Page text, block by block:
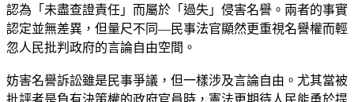
認為「未盡查證責任」而屬於「過失」侵害名譽。兩者的事實
認定並無差異，但量尺不同—民事法官顯然更重視名譽權而輕
忽人民批判政府的言論自由空間。
妨害名譽訴訟雖是民事爭議，但一樣涉及言論自由。尤其當被
批評者是負有決策權的政府官員時，憲法更期待人民能勇於提